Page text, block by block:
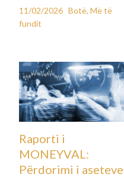
11/02/2026 Botë,Më të
fundit
Raporti i
MONEYVAL:
Përdorimi i aseteve